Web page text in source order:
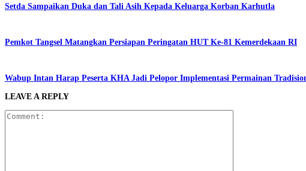
Setda Sampaikan Duka dan Tali Asih Kepada Keluarga Korban Karhutla
Pemkot Tangsel Matangkan Persiapan Peringatan HUT Ke-81 Kemerdekaan RI
Wabup Intan Harap Peserta KHA Jadi Pelopor Implementasi Permainan
LEAVE A REPLY